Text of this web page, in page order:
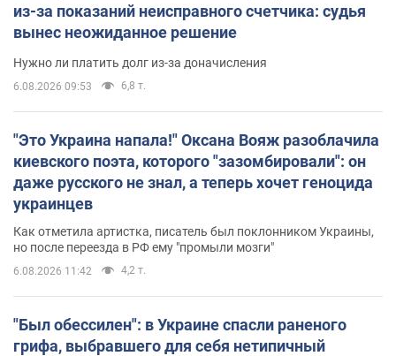
из-за показаний неисправного счетчика: судья
вынес неожиданное решение
Нужно ли платить долг из-за доначисления
6.08.2026 09:53 6,8 т.
"Это Украина напала!" Оксана Вояж разоблачила
киевского поэта, которого "зазомбировали": он
даже русского не знал, а теперь хочет геноцида
украинцев
Как отметила артистка, писатель был поклонником Украины,
но после переезда в РФ ему "промыли мозги"
6.08.2026 11:42 4,2 т.
"Был обессилен": в Украине спасли раненого
грифа, выбравшего для себя нетипичный